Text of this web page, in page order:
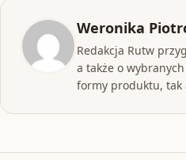
Weronika
Redakcja Rutw
a także o
formy produktu, tak